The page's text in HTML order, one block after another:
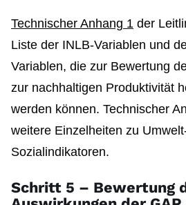
Technischer Anhang 1 der
Liste der INLB-Variablen und
Variablen, die zur Bewertung
zur nachhaltigen Produktivität
werden können. Technischer
weitere Einzelheiten zu
Sozialindikatoren.
Schritt 5 – Bewertung